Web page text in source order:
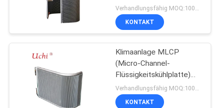
VERBINDUNG
NACHRICHTEN
BLOG
Flüssigkeitskühlungs-
Platte
279
Verdampfer
Kondensator
Verhandlungsfähig MOQ:1000 Prozent
KONTAKT
Klimaanlage MLCP
(Micro-Channel-
Flüssigkeitskühlplatte)
Rippenrohr-Aluminium-
Mikrokanal-Kondensator
Verhandlungsfähig MOQ:1000 Prozent
KONTAKT